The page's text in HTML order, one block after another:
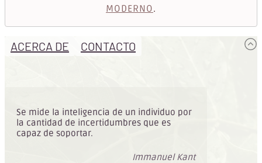
MODERNO.
ACERCA DE CONTACTO
Se mide la inteligencia de un individuo por
la cantidad de incertidumbres que es
capaz de soportar.
Immanuel Kant